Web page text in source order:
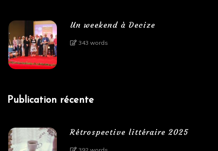
Un weekend à Decize
343 words
Publication récente
Rétrospective littéraire 2025
392 words